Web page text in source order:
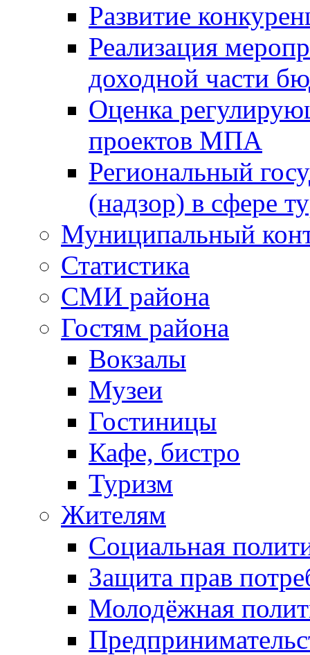
Развитие
Реализация
доходной части
Оценка
проектов МПА
Региональный
(надзор) в сфере
Муниципальный
Статистика
СМИ района
Гостям района
Вокзалы
Музеи
Гостиницы
Кафе, бистро
Туризм
Жителям
Социальная
Защита прав
Молодёжная